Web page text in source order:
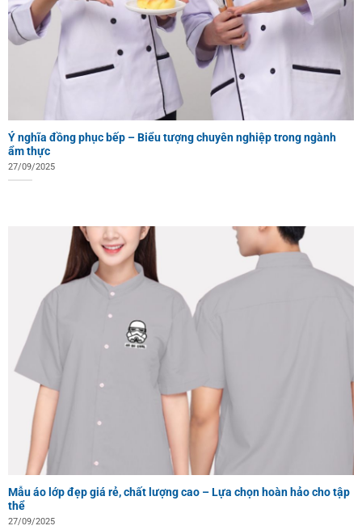
Ý nghĩa đồng phục bếp – Biểu tượng chuyên nghiệp trong ngành
ẩm thực
27/09/2025
Mẫu áo lớp đẹp giá rẻ, chất lượng cao – Lựa chọn hoàn hảo cho tập
thể
27/09/2025